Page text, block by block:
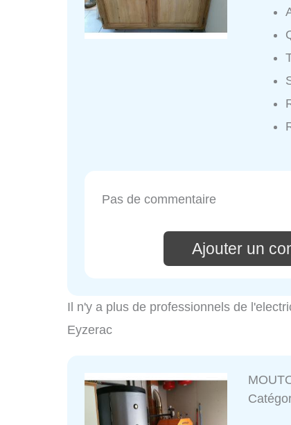
Pas de commentaire
Ajouter un
Il n'y a plus de professionnels de
Eyzerac